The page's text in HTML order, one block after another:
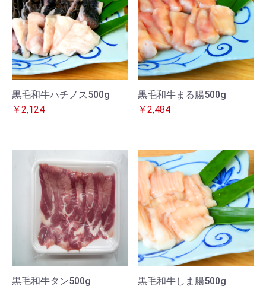
黒毛和牛ハチノス500g
￥2,124
黒毛和牛まる腸500g
￥2,484
黒毛和牛タン500g
黒毛和牛しま腸500g